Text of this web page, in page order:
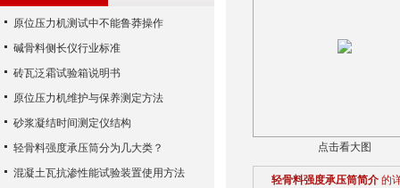
点击看大图
轻骨料强度承压筒简介 的
原位压力机测试中不能鲁莽操作
碱骨料侧长仪行业标准
砖瓦泛霜试验箱说明书
原位压力机维护与保养测定方法
砂浆凝结时间测定仪结构
轻骨料强度承压筒分为几大类？
混凝土瓦抗渗性能试验装置使用方法